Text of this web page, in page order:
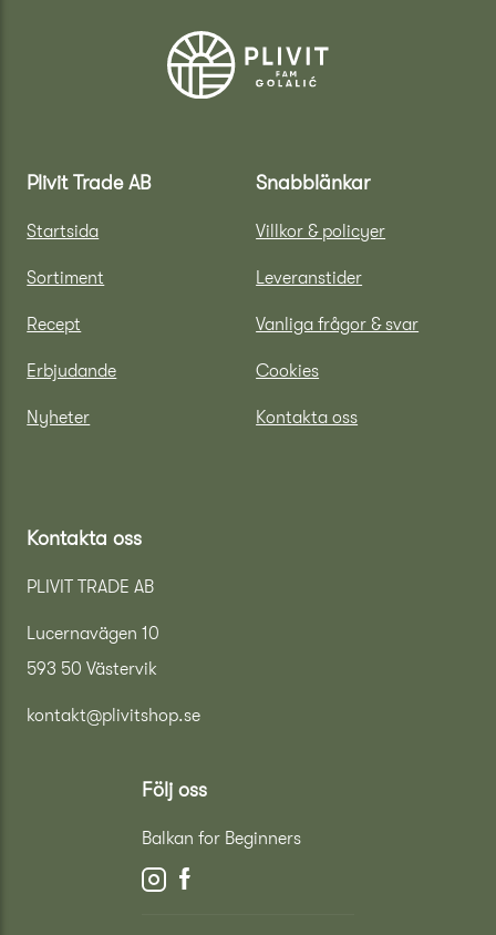
Plivit Trade AB
Startsida
Sortiment
Recept
Erbjudande
Nyheter
Snabblänkar
Villkor & policyer
Leveranstider
Vanliga frågor & svar
Cookies
Kontakta oss
Kontakta oss
PLIVIT TRADE AB
Lucernavägen 10
593 50 Västervik
kontakt@plivitshop.se
Följ oss
Balkan for Beginners